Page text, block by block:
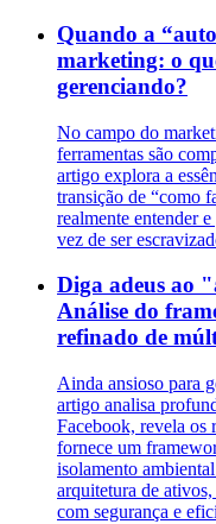
Quando a
marketing: o
gerenciando?
No campo do
ferramentas são
artigo explora a
transição de “como
realmente entender
vez de ser
Diga adeus ao
Análise do
refinado de
Ainda ansioso para
artigo analisa
Facebook, revela os
fornece um
isolamento
arquitetura de
com segurança e